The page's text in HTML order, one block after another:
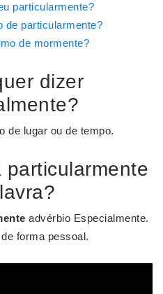
particularmente?
de particularmente?
de mormente?
dizer
de lugar ou de tempo.
advérbio Especialmente.
forma pessoal.